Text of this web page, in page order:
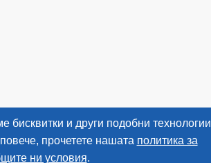
бисквитки и други подобни
прочетете нашата политика за
ни условия.